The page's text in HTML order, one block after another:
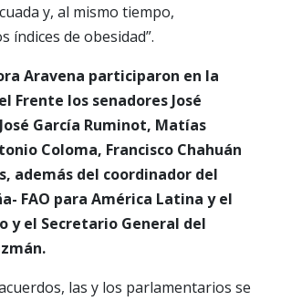
y, al mismo tiempo,
índices de obesidad”.
Aravena participaron en la
Frente los senadores José
García Ruminot, Matías
Coloma, Francisco Chahuán
además del coordinador del
FAO para América Latina y el
y el Secretario General del
las y los parlamentarios se